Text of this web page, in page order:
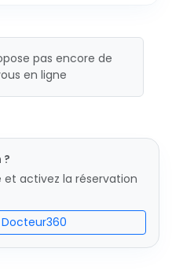
pas encore de
en ligne
activez la réservation